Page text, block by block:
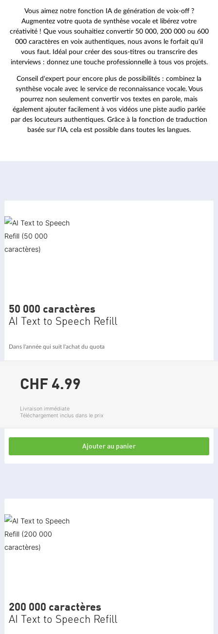
Vous aimez notre fonction IA de génération de voix-off ?
Augmentez votre quota de synthèse vocale et libérez votre
créativité ! Que vous souhaitiez convertir 50 000, 200 000 ou 600
000 caractères en voix authentiques, nous avons le forfait qu'il
vous faut. Idéal pour créer des sous-titres ou transcrire des
interviews : donnez une touche professionnelle à tous vos projets.
Conseil d'expert pour encore plus de possibilités : combinez la
synthèse vocale avec le service de reconnaissance vocale. Vous
pourrez non seulement convertir vos textes en parole, mais
également ajouter facilement à vos vidéos une piste audio parlée
par des locuteurs authentiques. Grâce à la fonction de traduction
basée sur l'IA, cela est possible dans toutes les langues.
50 000 caractères
AI Text to Speech Refill
Dans l'année qui suit l'achat du quota
CHF 4.99
Livraison immédiate
Téléchargement inclus dans le prix
Ajouter au panier
200 000 caractères
AI Text to Speech Refill